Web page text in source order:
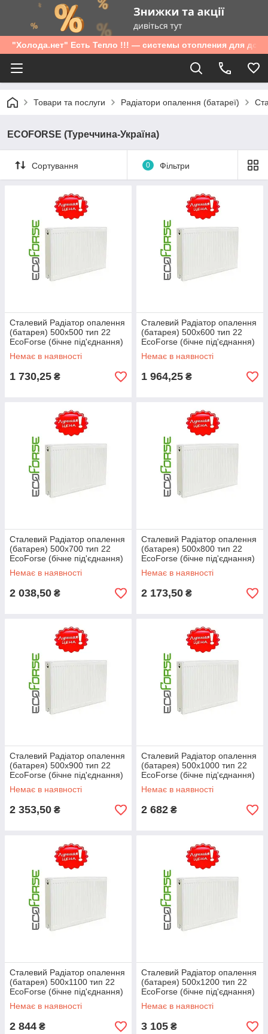
"Холода.нет" Есть Тепло !!! — системы отопления для дома
Товари та послуги Радіатори опалення (батареї)
ECOFORSE (Туреччина-Україна)
Сортування 0 Фільтри
Сталевий Радіатор опалення
(батарея) 500x500 тип 22
EcoForse (бічне під'єднання)
Немає в наявності
1 730,25 ₴
Сталевий Радіатор опалення
(батарея) 500x600 тип 22
EcoForse (бічне під'єднання)
Немає в наявності
1 964,25 ₴
Сталевий Радіатор опалення
(батарея) 500x700 тип 22
EcoForse (бічне під'єднання)
Немає в наявності
2 038,50 ₴
Сталевий Радіатор опалення
(батарея) 500x800 тип 22
EcoForse (бічне під'єднання)
Немає в наявності
2 173,50 ₴
Сталевий Радіатор опалення
(батарея) 500x900 тип 22
EcoForse (бічне під'єднання)
Немає в наявності
2 353,50 ₴
Сталевий Радіатор опалення
(батарея) 500x1000 тип 22
EcoForse (бічне під'єднання)
Немає в наявності
2 682 ₴
Сталевий Радіатор опалення
(батарея) 500x1100 тип 22
EcoForse (бічне під'єднання)
Немає в наявності
2 844 ₴
Сталевий Радіатор опалення
(батарея) 500x1200 тип 22
EcoForse (бічне під'єднання)
Немає в наявності
3 105 ₴